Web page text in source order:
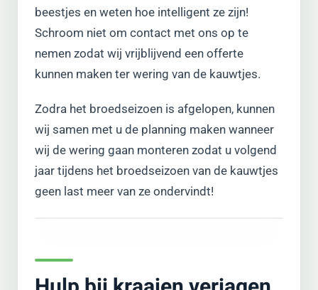
beestjes en weten hoe intelligent ze zijn!
Schroom niet om contact met ons op te
nemen zodat wij vrijblijvend een offerte
kunnen maken ter wering van de kauwtjes.
Zodra het broedseizoen is afgelopen, kunnen
wij samen met u de planning maken wanneer
wij de wering gaan monteren zodat u volgend
jaar tijdens het broedseizoen van de kauwtjes
geen last meer van ze ondervindt!